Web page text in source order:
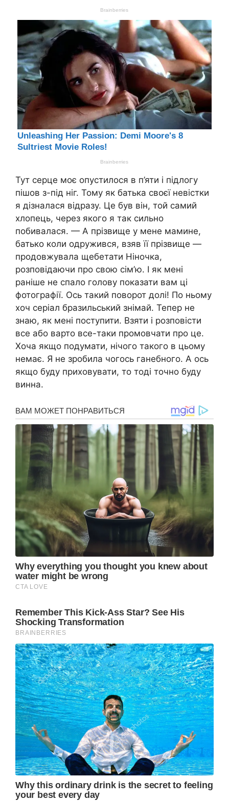
Тут серце моє опустилося в п’яти і підлогу
пішов з-під ніг. Тому як батька своєї невістки
я дізналася відразу. Це був він, той самий
хлопець, через якого я так сильно
побивалася. — А прізвище у мене мамине,
батько коли одружився, взяв її прізвище —
продовжувала щебетати Ніночка,
розповідаючи про свою сім’ю. І як мені
раніше не спало голову показати вам ці
фотографії. Ось такий поворот долі! По ньому
хоч серіал бразильський знімай. Тепер не
знаю, як мені поступити. Взяти і розповісти
все або варто все-таки промовчати про це.
Хоча якщо подумати, нічого такого в цьому
немає. Я не зробила чогось ганебного. А ось
якщо буду приховувати, то тоді точно буду
винна.